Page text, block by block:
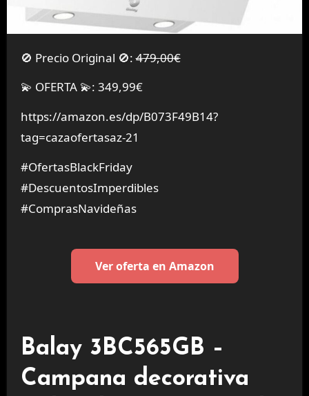
🚫 Precio Original 🚫:479,00€
💫 OFERTA 💫: 349,99€
https://amazon.es/dp/B073F49B14?
tag=cazaofertasaz-21
#OfertasBlackFriday
#DescuentosImperdibles
#ComprasNavideñas
Ver oferta en Amazon
Balay 3BC565GB –
Campana decorativa